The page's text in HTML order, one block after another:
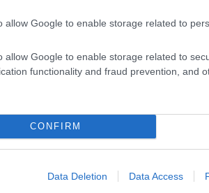
allow Google to enable storage related to
allow Google to enable storage related to
functionality and fraud prevention, and
CONFIRM
Data Deletion Data Access
na miesta, na ktoré
deň
len levanduľa! 7